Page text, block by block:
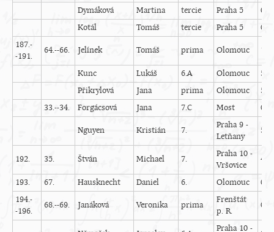
Dymáková
Martina tercie Praha 5
0
Kotál
Tomáš tercie Praha 5
0
187.-
-191.
64.--66. Jelínek Tomáš prima Olomouc 1
Kunc Lukáš 6.A Olomouc
5
Přikrylová
Jana prima Olomouc
5
33.--34.
Forgácsová Jana 7.C Most 0
Nguyen Kristián 7.
Praha 9 -
Letňany
5
192. 35. Štván Michael 7.
Praha 10 -
Vršovice
4
193. 67. Hausknecht Daniel 6. Olomouc
0
194.-
-196.
68.--69. Janáková Veronika prima
Frenštát
p. R.
0
Praha 10 -